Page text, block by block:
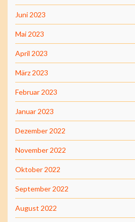
Juni 2023
Mai 2023
April 2023
März 2023
Februar 2023
Januar 2023
Dezember 2022
November 2022
Oktober 2022
September 2022
August 2022